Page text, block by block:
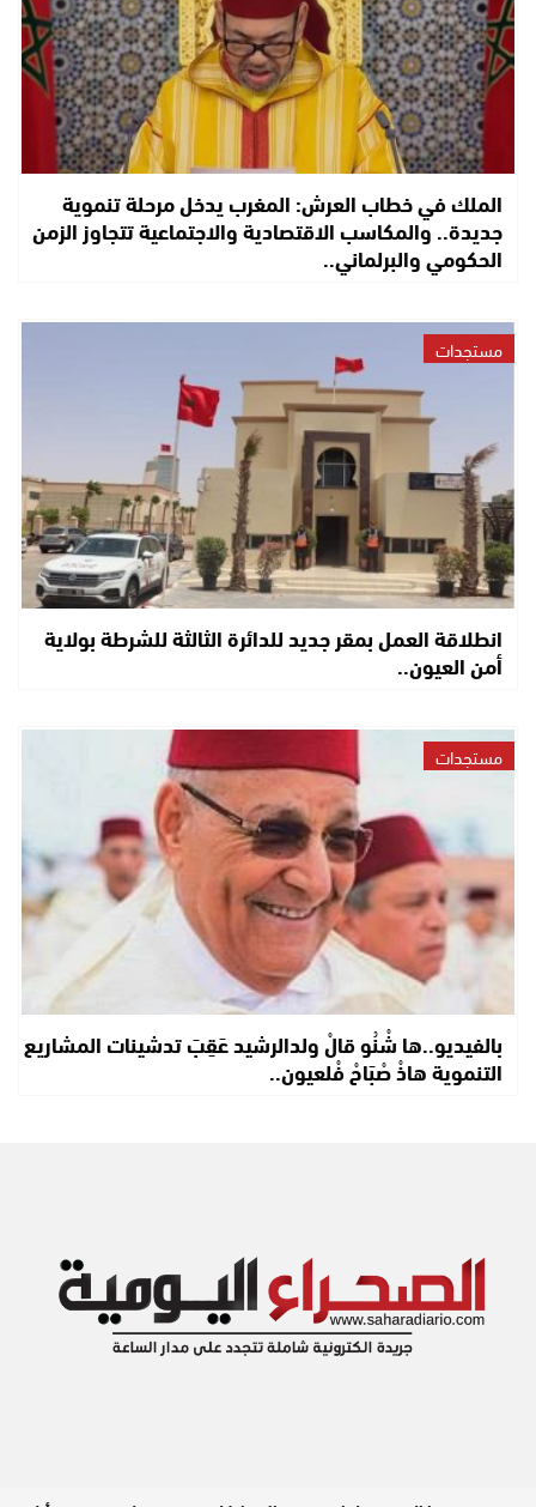
الملك في خطاب العرش: المغرب يدخل مرحلة تنموية
جديدة.. والمكاسب الاقتصادية والاجتماعية تتجاوز الزمن
الحكومي والبرلماني..
مستجدات
انطلاقة العمل بمقر جديد للدائرة الثالثة للشرطة بولاية
أمن العيون..
مستجدات
بالفيديو..ها شْنُو قالْ ولدالرشيد عَقِبَ تدشينات المشاريع
التنموية هاذْ صْبَاحْ فْلعيون..